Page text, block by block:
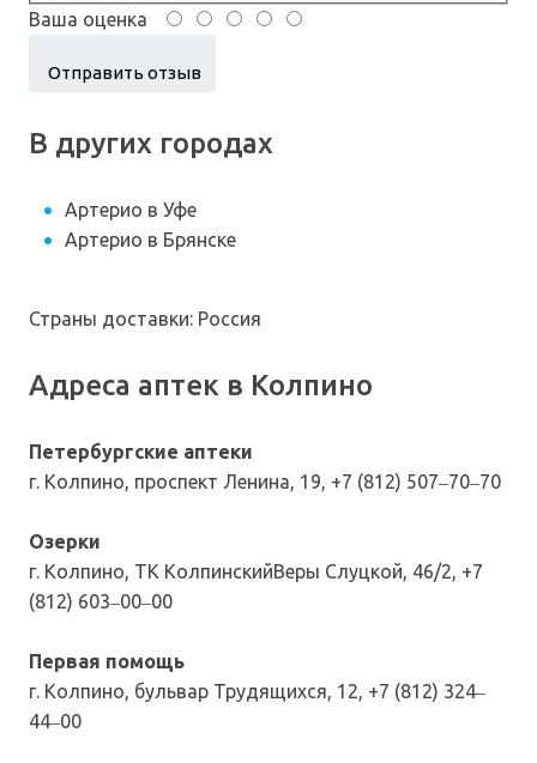
Ваша оценка
В других городах
Артерио в Уфе
Артерио в Брянске
Страны доставки: Россия
Адреса аптек в Колпино
Петербургские аптеки
г. Колпино, проспект Ленина, 19, +7 (812) 507‒70‒70
Озерки
г. Колпино, ТК КолпинскийВеры Слуцкой, 46/2, +7
(812) 603‒00‒00
Первая помощь
г. Колпино, бульвар Трудящихся, 12, +7 (812) 324‒
44‒00